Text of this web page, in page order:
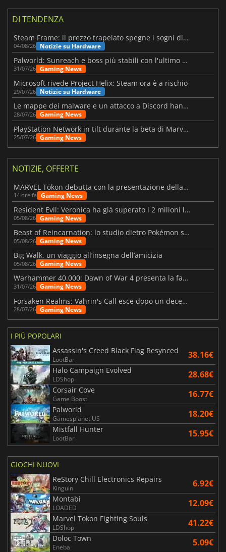
DI TENDENZA
Steam Frame: il prezzo trapelato spegne i sogni di un VR economico
04/08/26 Notizie su Hardware
Palworld: Sunreach e boss più stabili con l'ultimo update
31/07/26 Gaming News
Microsoft rivede Project Helix: Steam ora è a rischio
29/07/26 Notizie su Hardware
Le mappe dei malware e un attacco a Discord hanno colpito Meccha Chameleon
28/07/26 Gaming News
PlayStation Network in tilt durante la beta di Marvel Tōkon
25/07/26 Gaming News
NOTIZIE, OFFERTE
MARVEL Tōkon debutta con la presentazione della roadmap per il primo anno
14 ore fa Gaming News
Resident Evil: Veronica ha già superato i 2 milioni liste dei desideri
05/08/26 Gaming News
Beast of Reincarnation: lo studio dietro Pokémon su una nuova strada
05/08/26 Gaming News
Big Walk, un viaggio all’insegna dell’amicizia
05/08/26 Gaming News
Warhammer 40.000: Dawn of War 4 presenta la fazione dei Necron
31/07/26 Gaming News
Forsaken Realms: Vahrin's Call esce dopo un decennio di sviluppo
28/07/26 Gaming News
I PIÙ POPOLARI
Assassin's Creed Black Flag Resynced
LootBar 38.16€
Halo Campaign Evolved
LDShop 28.68€
Corsair Cove
Game Boost 16.77€
Palworld
Gamesplanet US 18.20€
Mistfall Hunter
LootBar 15.95€
GIOCHI NUOVI
ReStory Chill Electronics Repairs
Kinguin 6.92€
Montabi
LOADED 12.09€
Marvel Tokon Fighting Souls
LDShop 41.22€
Doloc Town
Eneba 5.09€